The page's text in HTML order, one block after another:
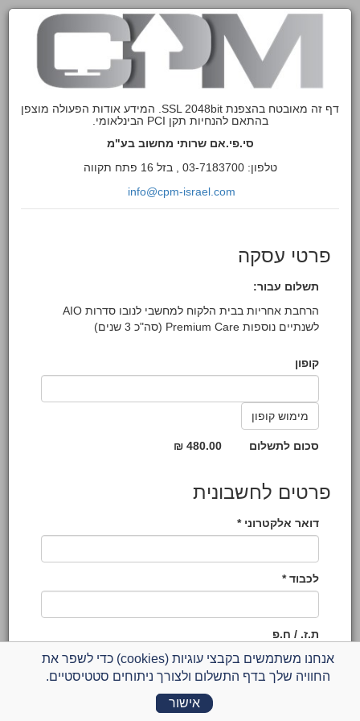
דף זה מאובטח בהצפנת SSL 2048bit. המידע אודות הפעולה מוצפן
בהתאם להנחיות תקן PCI הבינלאומי.
סי.פי.אם שרותי מחשוב בע"מ
טלפון: 03-7183700 , בזל 16 פתח תקווה
info@cpm-israel.com
פרטי עסקה
תשלום עבור:
הרחבת אחריות בבית הלקוח למחשבי לנובו סדרות AIO
לשנתיים נוספות Premium Care (סה"כ 3 שנים)
קופון
סכום לתשלום 480.00 ₪
פרטים לחשבונית
דואר אלקטרוני *
לכבוד *
ת.ז. / ח.פ
אנחנו משתמשים בקבצי עוגיות (cookies) כדי לשפר את
החוויה שלך בדף התשלום ולצורך ניתוחים סטטיסטיים.